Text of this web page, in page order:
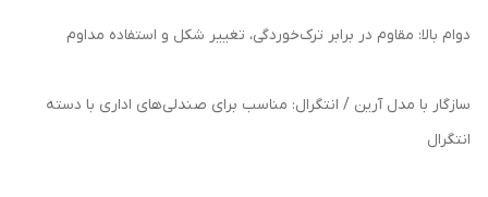
دوام بالا: مقاوم در برابر ترک‌خوردگی، تغییر شکل و استفاده مداوم
سازگار با مدل آرین / انتگرال: مناسب برای صندلی‌های اداری با دسته
انتگرال